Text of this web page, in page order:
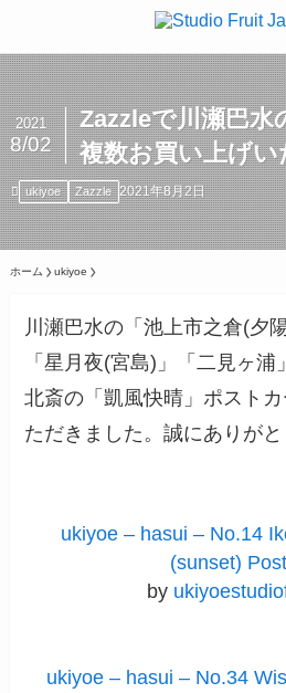
Zazzleで川瀬巴
複数お買い上げ
2021
8/02
ukiyoe Zazzle 2021年8月2日
ホーム ukiyoe
川瀬巴水の「池上市之倉(夕
「星月夜(宮島)」「二見ヶ浦
北斎の「凱風快晴」ポスト
ただきました。誠にありがと
ukiyoe – hasui – No.14
(sunset)
by
ukiyoe – hasui – No.34